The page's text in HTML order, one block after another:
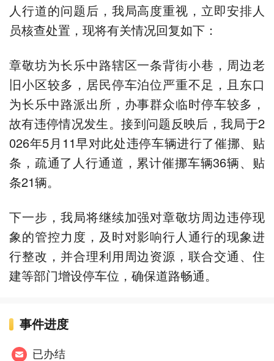
人行道的问题后，我局高度重视，立即安排人
员核查处置，现将有关情况回复如下：
章敬坊为长乐中路辖区一条背街小巷，周边老
旧小区较多，居民停车泊位严重不足，且东口
为长乐中路派出所，办事群众临时停车较多，
故有违停情况发生。接到问题反映后，我局于2
026年5月11早对此处违停车辆进行了催挪、贴
条，疏通了人行通道，累计催挪车辆36辆、贴
条21辆。
下一步，我局将继续加强对章敬坊周边违停现
象的管控力度，及时对影响行人通行的现象进
行整改，并合理利用周边资源，联合交通、住
建等部门增设停车位，确保道路畅通。
事件进度
已办结